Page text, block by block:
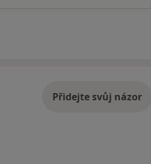
Přidejte svůj názor